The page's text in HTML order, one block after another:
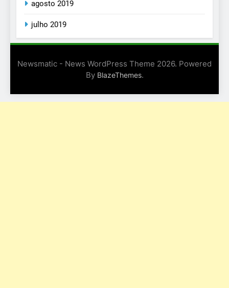
agosto 2019
julho 2019
Newsmatic - News WordPress Theme 2026. Powered
By BlazeThemes.